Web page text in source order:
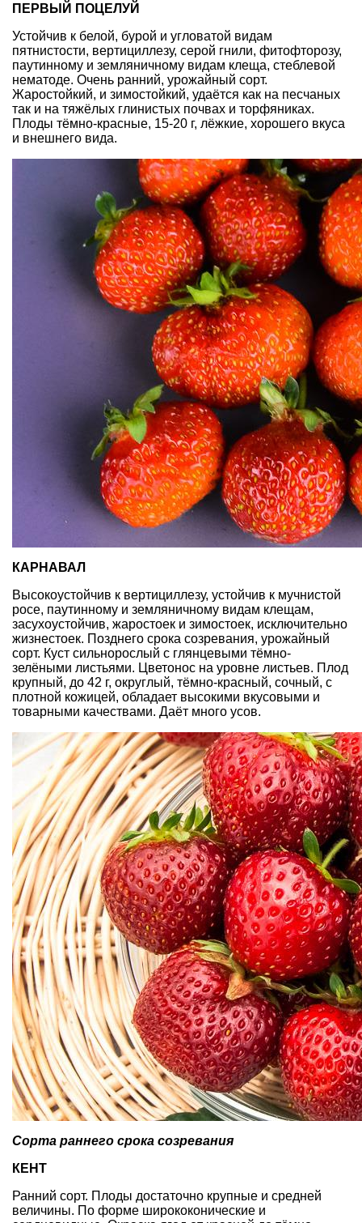
ПЕРВЫЙ ПОЦЕЛУЙ
Устойчив к белой, бурой и угловатой видам
пятнистости, вертициллезу, серой гнили, фитофторозу,
паутинному и земляничному видам клеща, стеблевой
нематоде. Очень ранний, урожайный сорт.
Жаростойкий, и зимостойкий, удаётся как на песчаных
так и на тяжёлых глинистых почвах и торфяниках.
Плоды тёмно-красные, 15-20 г, лёжкие, хорошего вкуса
и внешнего вида.
КАРНАВАЛ
Высокоустойчив к вертициллезу, устойчив к мучнистой
росе, паутинному и земляничному видам клещам,
засухоустойчив, жаростоек и зимостоек, исключительно
жизнестоек. Позднего срока созревания, урожайный
сорт. Куст сильнорослый с глянцевыми тёмно-
зелёными листьями. Цветонос на уровне листьев. Плод
крупный, до 42 г, округлый, тёмно-красный, сочный, с
плотной кожицей, обладает высокими вкусовыми и
товарными качествами. Даёт много усов.
Сорта раннего срока созревания
КЕНТ
Ранний сорт. Плоды достаточно крупные и средней
величины. По форме ширококонические и